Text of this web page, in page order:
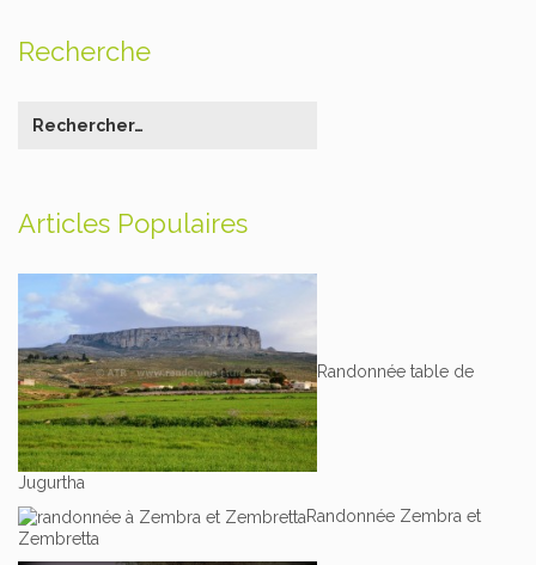
Recherche
Articles Populaires
Randonnée table de
Jugurtha
Randonnée Zembra et
Zembretta